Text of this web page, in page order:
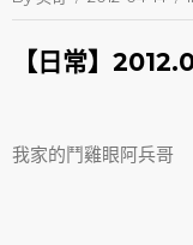
【日常】
我家的鬥雞眼阿兵哥